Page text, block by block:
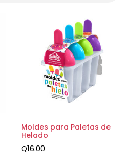
Moldes para Paletas de
Helado
Q16.00